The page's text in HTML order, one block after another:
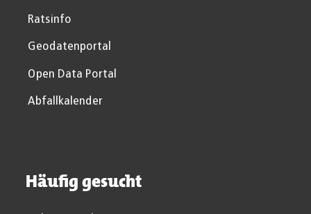
Ratsinfo
Geodatenportal
Open Data Portal
Abfallkalender
Häufig gesucht